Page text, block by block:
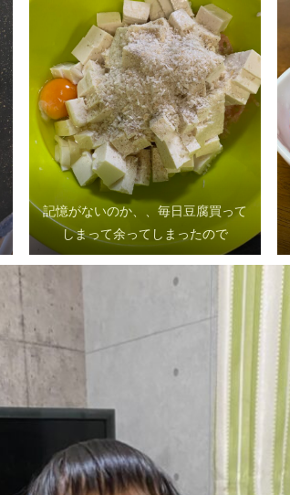
記憶がないのか、、毎日豆腐買って
しまって余ってしまったので